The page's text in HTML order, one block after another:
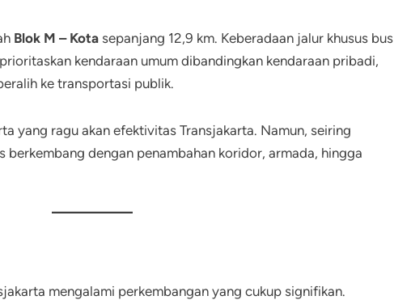
Blok M – Kota sepanjang 12,9 km. Keberadaan jalur khusus bus
kendaraan umum dibandingkan kendaraan pribadi,
ke transportasi publik.
yang ragu akan efektivitas Transjakarta. Namun, seiring
berkembang dengan penambahan koridor, armada, hingga
mengalami perkembangan yang cukup signifikan.